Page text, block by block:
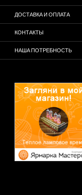
ДОСТАВКА И ОПЛАТА
КОНТАКТЫ
НАША ПОТРЕБНОСТЬ